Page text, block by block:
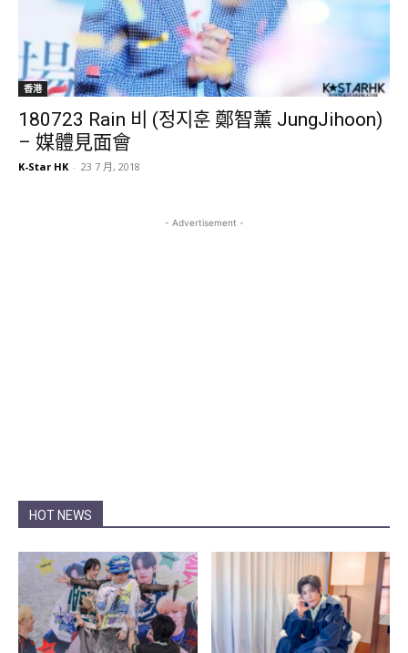
香港
180723 Rain 비 (정지훈 鄭智薰 JungJihoon)
– 媒體見面會
K-Star HK - 23 7 月, 2018
- Advertisement -
HOT NEWS